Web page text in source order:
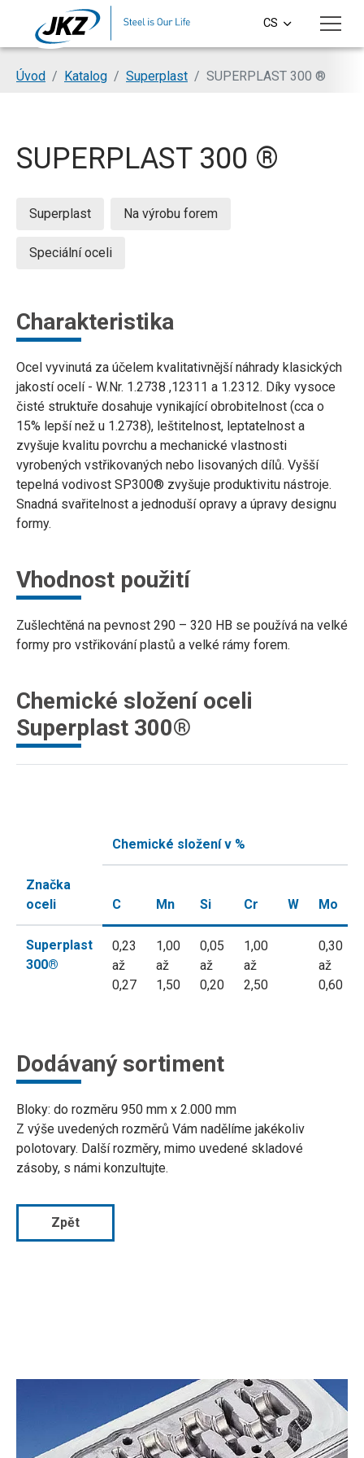
Přeskočit na hlavní obsah
CS
SI
Jsi tady:
Úvod Katalog Superplast SUPERPLAST 300 ®
SUPERPLAST 300 ®
Superplast Na výrobu forem
Speciální oceli
Charakteristika
Ocel vyvinutá za účelem kvalitativnější náhrady klasických
jakostí ocelí - W.Nr. 1.2738 ,12311 a 1.2312. Díky vysoce
čisté struktuře dosahuje vynikající obrobitelnost (cca o
15% lepší než u 1.2738), leštitelnost, leptatelnost a
zvyšuje kvalitu povrchu a mechanické vlastnosti
vyrobených vstřikovaných nebo lisovaných dílů. Vyšší
tepelná vodivost SP300® zvyšuje produktivitu nástroje.
Snadná svařitelnost a jednoduší opravy a úpravy designu
formy.
Vhodnost použití
Zušlechtěná na pevnost 290 – 320 HB se používá na velké
formy pro vstřikování plastů a velké rámy forem.
Chemické složení oceli
Superplast 300®
Značka
oceli
Chemické složení v %
C Mn Si Cr W Mo
Superplast
300®
0,23
až
0,27
1,00
až
1,50
0,05
až
0,20
1,00
až
2,50
0,30
až
0,60
Dodávaný sortiment
Bloky: do rozměru 950 mm x 2.000 mm
Z výše uvedených rozměrů Vám nadělíme jakékoliv
polotovary. Další rozměry, mimo uvedené skladové
zásoby, s námi konzultujte.
Zpět